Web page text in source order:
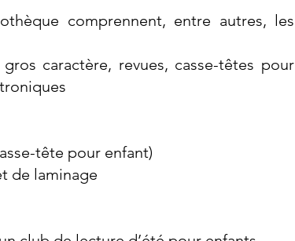
comprennent, entre autres, les
caractère, revues, casse-têtes pour
tête pour enfant)
de laminage